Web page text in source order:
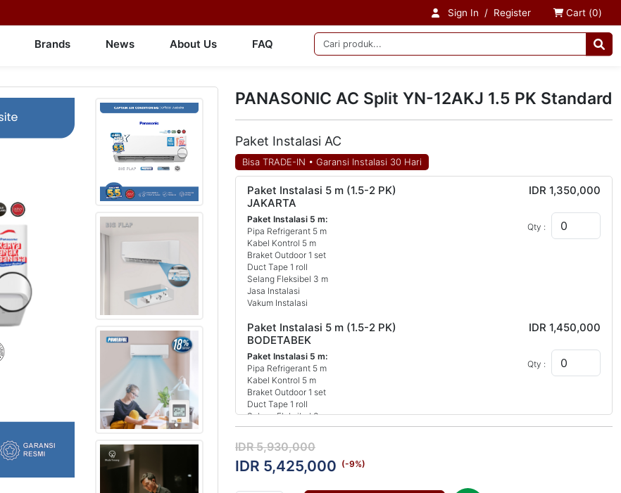
Sign In / Register Cart (0)
Brands News About Us FAQ
PANASONIC AC Split YN-12AKJ 1.5 PK Standard
Paket Instalasi AC
Bisa TRADE-IN • Garansi Instalasi 30 Hari
Paket Instalasi 5 m (1.5-2 PK)
JAKARTA
Paket Instalasi 5 m:
Pipa Refrigerant 5 m
Kabel Kontrol 5 m
Braket Outdoor 1 set
Duct Tape 1 roll
Selang Fleksibel 3 m
Jasa Instalasi
Vakum Instalasi
IDR 1,350,000
Qty :
Paket Instalasi 5 m (1.5-2 PK)
BODETABEK
Paket Instalasi 5 m:
Pipa Refrigerant 5 m
Kabel Kontrol 5 m
Braket Outdoor 1 set
Duct Tape 1 roll
Selang Fleksibel 3 m
Jasa Instalasi
Vakum Instalasi
IDR 1,450,000
Qty :
Paket Aksesoris 5 m tanpa Instalasi
(1.5-2 PK)
IDR 5,930,000
IDR 5,425,000 (-9%)